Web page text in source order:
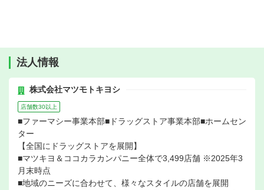
法人情報
株式会社マツモトキヨシ
店舗数30以上
■ファーマシー事業本部■ドラッグストア事業本部■ホームセン
ター
【全国にドラッグストアを展開】
■マツキヨ＆ココカラカンパニー全体で3,499店舗 ※2025年3
月末時点
■地域のニーズに合わせて、様々なスタイルの店舗を展開